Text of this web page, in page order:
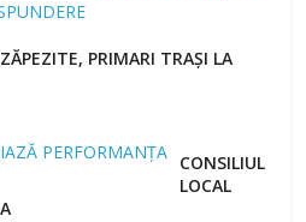
PRIMARI TRAȘI LA
CONSILIUL
LOCAL